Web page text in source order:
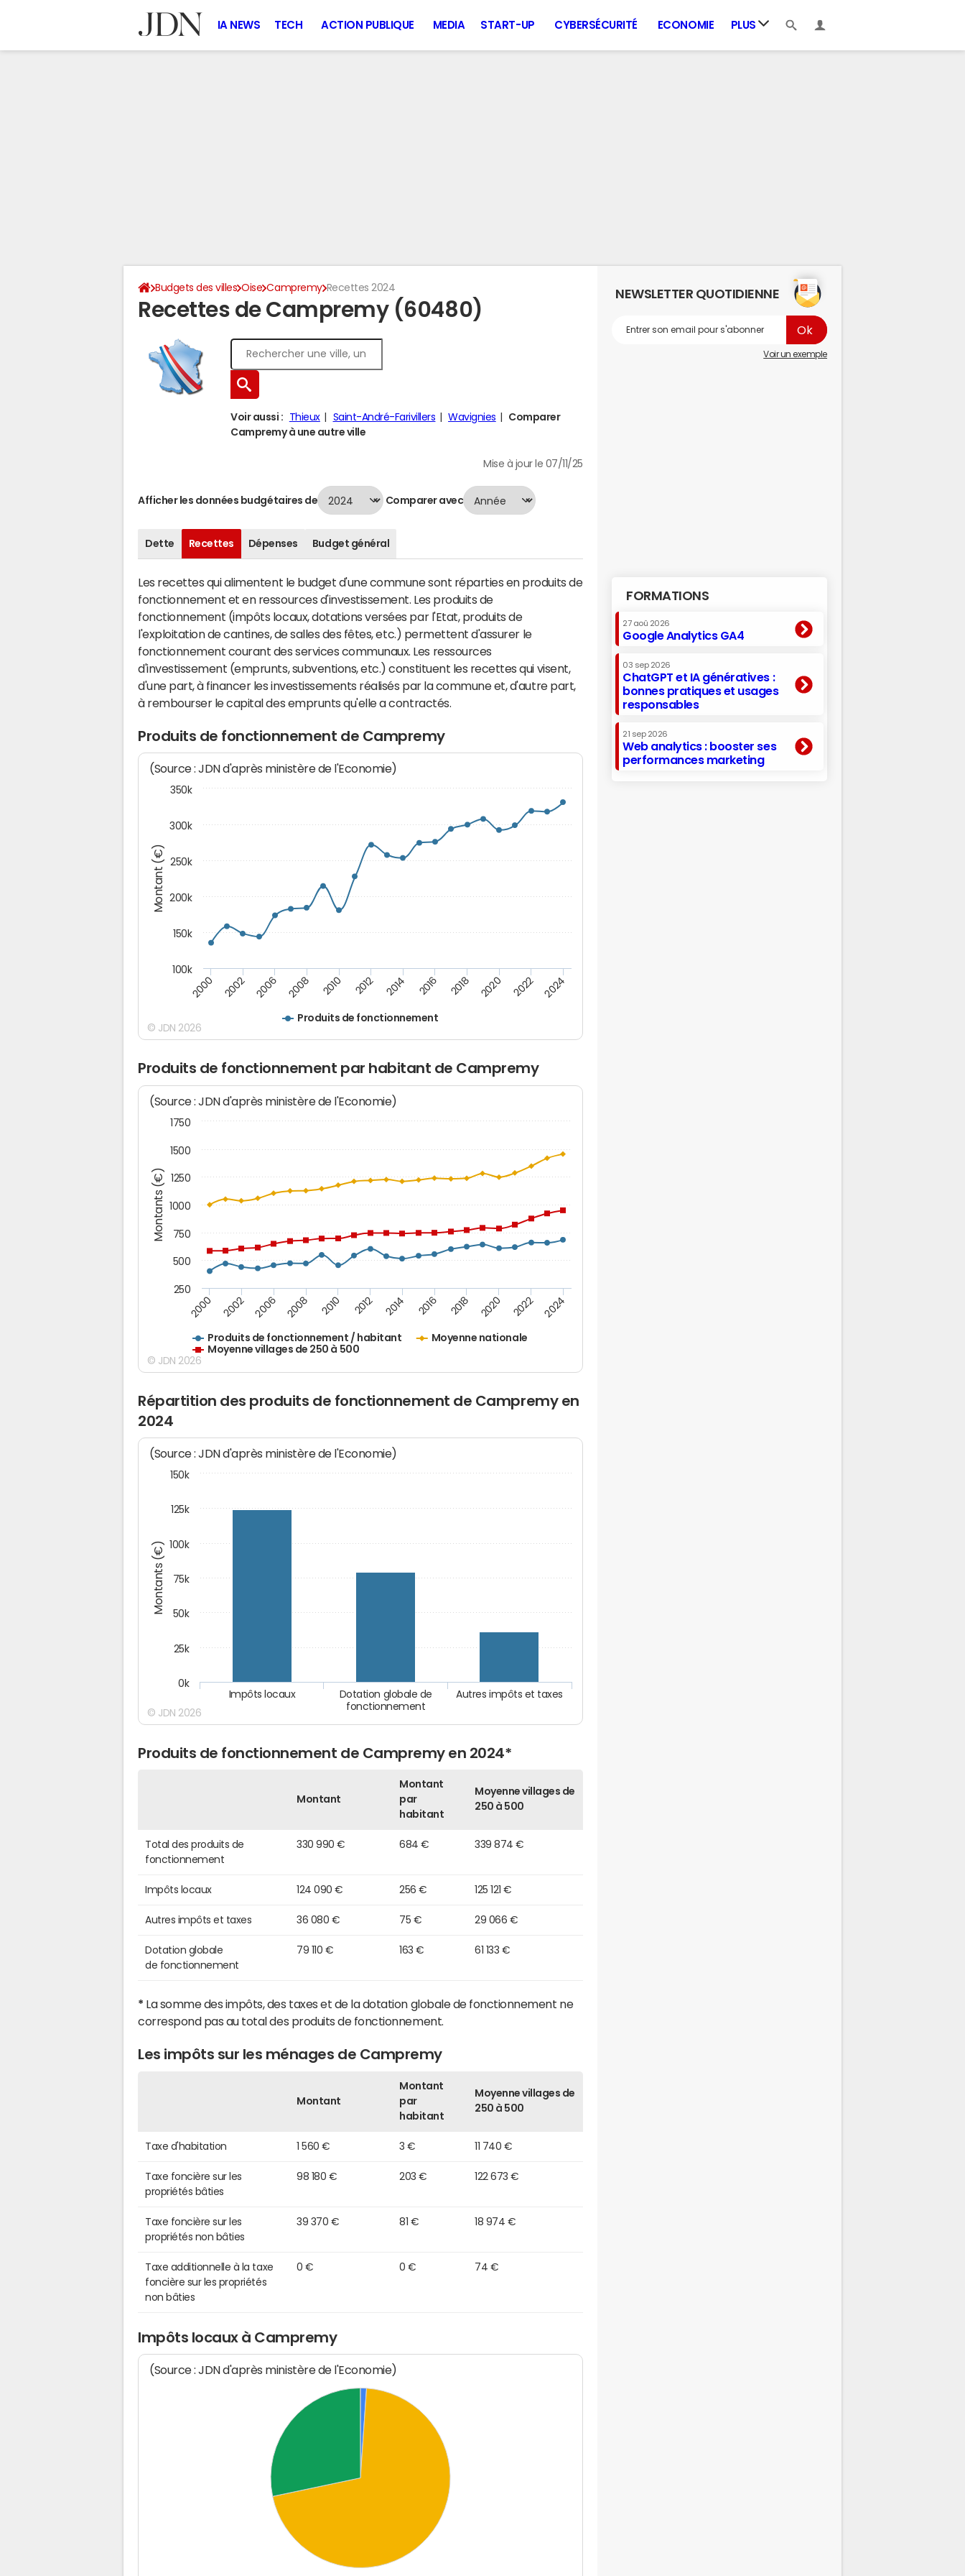
IA NEWS TECH ACTION PUBLIQUE MEDIA START-UP CYBERSÉCURITÉ ECONOMIE PLUS
Budgets des villes Oise Campremy Recettes 2024
Recettes de Campremy (60480)
Voir aussi : Thieux Saint-André-Farivillers Wavignies
Comparer
Campremy à une autre ville
Mise à jour le 07/11/25
Afficher les données budgétaires de Comparer avec
Dette Recettes Dépenses Budget général
Les recettes qui alimentent le budget d'une commune sont réparties en produits de
fonctionnement et en ressources d'investissement. Les produits de
fonctionnement (impôts locaux, dotations versées par l'Etat, produits de
l'exploitation de cantines, de salles des fêtes, etc.) permettent d'assurer le
fonctionnement courant des services communaux. Les ressources
d'investissement (emprunts, subventions, etc.) constituent les recettes qui visent,
d'une part, à financer les investissements réalisés par la commune et, d'autre part,
à rembourser le capital des emprunts qu'elle a contractés.
Produits de fonctionnement de Campremy
Montant (€)
(Source : JDN d'après ministère de l'Economie)
Produits de fonctionnement
2000 2002 2006 2008 2010 2012 2014 2016 2018 2020 2022 2024
100k
150k
200k
250k
300k
350k
© JDN 2026
Produits de fonctionnement par habitant de Campremy
Montants (€)
(Source : JDN d'après ministère de l'Economie)
Produits de fonctionnement / habitant
Moyenne nationale
Moyenne villages de 250 à 500
2000 2002 2006 2008 2010 2012 2014 2016 2018 2020 2022 2024
250
500
750
1000
1250
1500
1750
© JDN 2026
Répartition des produits de fonctionnement de Campremy en
2024
Montants (€)
(Source : JDN d'après ministère de l'Economie)
Autres impôts et taxes
Dotation globale de
fonctionnement
Impôts locaux
0k
25k
50k
75k
100k
125k
150k
© JDN 2026
Produits de fonctionnement de Campremy en 2024*
Montant
Montant
par
habitant
Moyenne villages de
250 à 500
Total des produits de
fonctionnement
330 990 € 684 € 339 874 €
Impôts locaux 124 090 € 256 € 125 121 €
Autres impôts et taxes 36 080 € 75 € 29 066 €
Dotation globale
de fonctionnement
79 110 € 163 € 61 133 €
* La somme des impôts, des taxes et de la dotation globale de fonctionnement ne
correspond pas au total des produits de fonctionnement.
Les impôts sur les ménages de Campremy
Montant
Montant
par
habitant
Moyenne villages de
250 à 500
Taxe d'habitation 1 560 € 3 € 11 740 €
Taxe foncière sur les
propriétés bâties
98 180 € 203 € 122 673 €
Taxe foncière sur les
propriétés non bâties
39 370 € 81 € 18 974 €
Taxe additionnelle à la taxe
foncière sur les propriétés
non bâties
0 € 0 € 74 €
Impôts locaux à Campremy
(Source : JDN d'après ministère de l'Economie)
NEWSLETTER QUOTIDIENNE
Voir un exemple
FORMATIONS
27 aoû 2026
Google Analytics GA4
03 sep 2026
ChatGPT et IA génératives :
bonnes pratiques et usages
responsables
21 sep 2026
Web analytics : booster ses
performances marketing